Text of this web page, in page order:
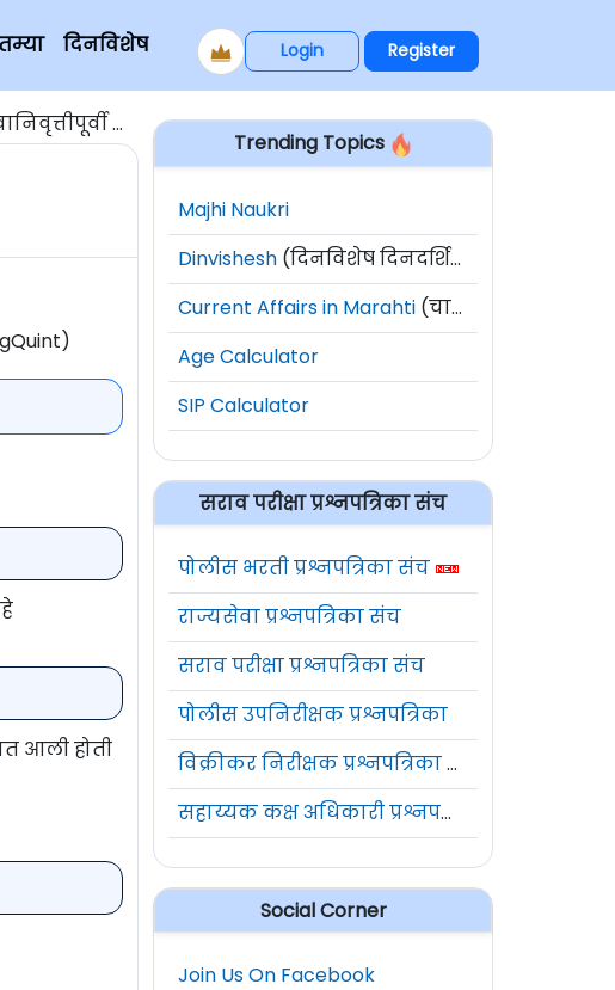
दिनविशेष Login Register
राजीनामा
आली होती
Trending Topics
Majhi Naukri
Dinvishesh (दिनविशेष दिनदर्शिका)
Current Affairs in Marahti (चालू घडामोडी)
Age Calculator
SIP Calculator
सराव परीक्षा प्रश्नपत्रिका संच
पोलीस भरती प्रश्नपत्रिका संच
राज्यसेवा प्रश्नपत्रिका संच
सराव परीक्षा प्रश्नपत्रिका संच
पोलीस उपनिरीक्षक प्रश्नपत्रिका
विक्रीकर निरीक्षक प्रश्नपत्रिका संच
सहाय्यक कक्ष अधिकारी प्रश्नपत्रिका संच
Social Corner
Join Us On Facebook